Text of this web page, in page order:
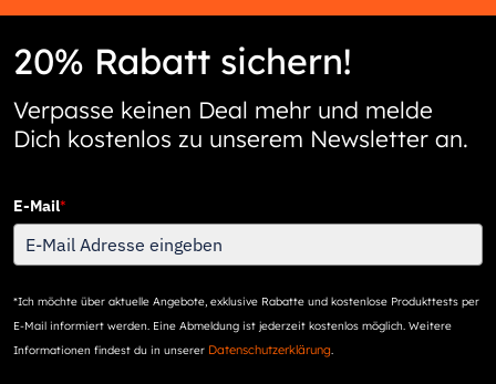
20% Rabatt sichern!
Verpasse keinen Deal mehr und melde
Dich kostenlos zu unserem Newsletter an.
E-Mail*
*Ich möchte über aktuelle Angebote, exklusive Rabatte und kostenlose Produkttests per
E-Mail informiert werden. Eine Abmeldung ist jederzeit kostenlos möglich. Weitere
Informationen findest du in unserer Datenschutzerklärung